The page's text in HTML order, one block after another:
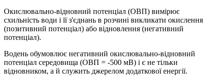
Окислювально-відновний потенціал (ОВП) вимірює
схильність води і її з'єднань в розчині викликати окислення
(позитивний потенціал) або відновлення (негативний
потенціал).
Водень обумовлює негативний окислювально-відновний
потенціал середовища (ОВП = -500 мВ) і є не тільки
відновником, а й служить джерелом додаткової енергії.